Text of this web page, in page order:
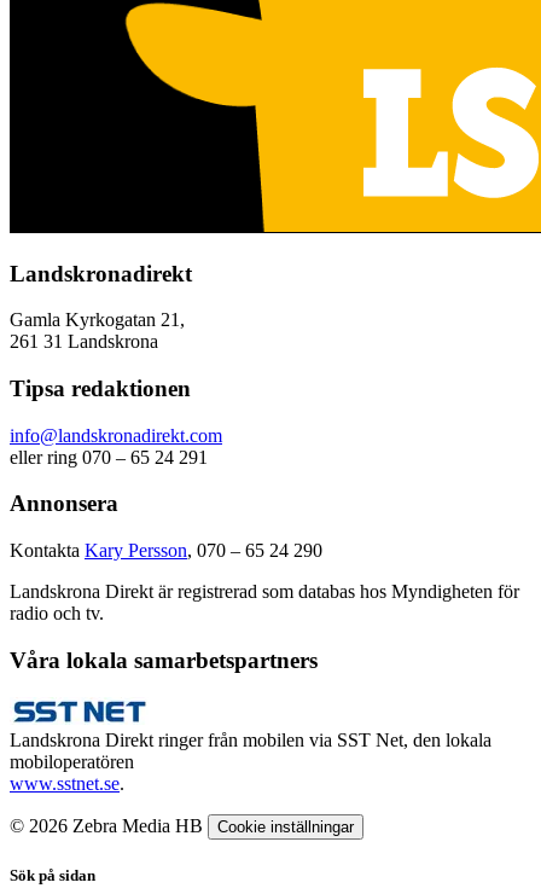
Landskronadirekt
Gamla Kyrkogatan 21,
261 31 Landskrona
Tipsa redaktionen
info@landskronadirekt.com
eller ring 070 – 65 24 291
Annonsera
Kontakta Kary Persson, 070 – 65 24 290
Landskrona Direkt är registrerad som databas hos Myndigheten för
radio och tv.
Våra lokala samarbetspartners
Landskrona Direkt ringer från mobilen via SST Net, den lokala
mobiloperatören
www.sstnet.se.
© 2026 Zebra Media HB Cookie inställningar
Sök på sidan